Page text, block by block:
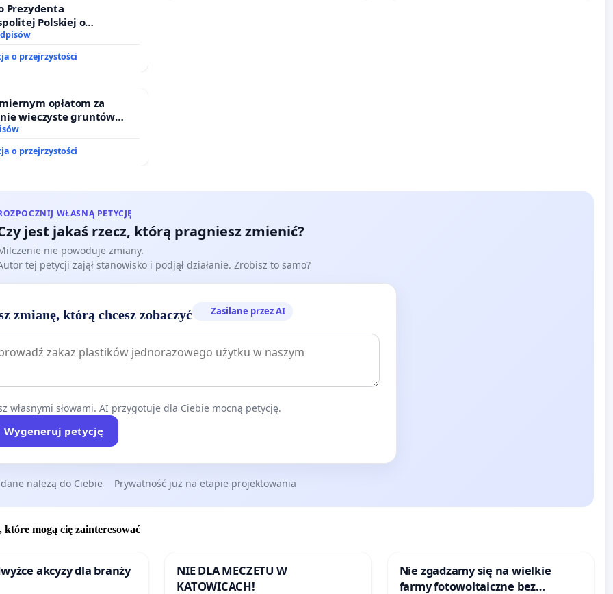
Prezydenta
Polskiej o
ustawy „Lex Szarlatan”
o przejrzystości
opłatom za
wieczyste gruntów
przez rodzinne ogrody
o przejrzystości
WŁASNĄ PETYCJĘ
jest jakaś rzecz, którą pragniesz zmienić?
nie powoduje zmiany.
tej petycji zajął stanowisko i podjął działanie. Zrobisz to samo?
zmianę, którą chcesz zobaczyć Zasilane przez AI
własnymi słowami. AI przygotuje dla Ciebie mocną petycję.
Wygeneruj petycję
należą do Ciebie Prywatność już na etapie projektowania
które mogą cię zainteresować
akcyzy dla branży
NIE DLA MECZETU W
KATOWICACH!
Nie zgadzamy się na wielkie
farmy fotowoltaiczne bez